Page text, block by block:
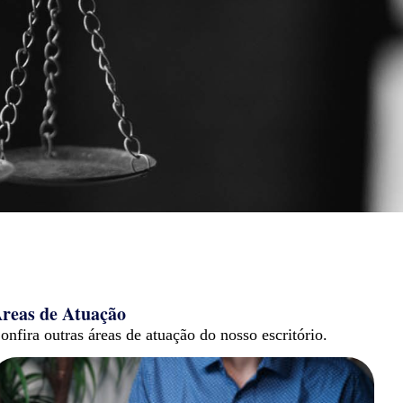
de Atuação
outras áreas de atuação do nosso escritório.